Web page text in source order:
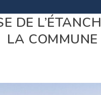
DE
LA